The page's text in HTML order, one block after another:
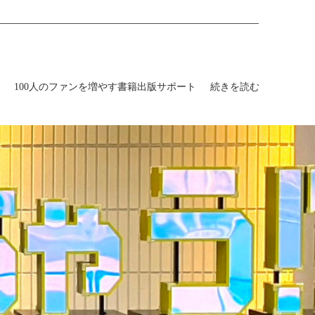
100人のファンを増やす書籍出版サポート 続きを読む